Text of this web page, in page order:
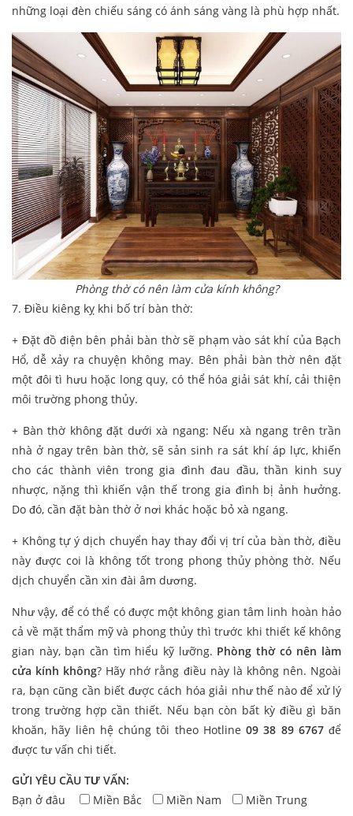
những loại đèn chiếu sáng có ánh sáng vàng là phù hợp nhất.
Phòng thờ có nên làm cửa kính không?
7. Điều kiêng kỵ khi bố trí bàn thờ:
+ Đặt đồ điện bên phải bàn thờ sẽ phạm vào sát khí của Bạch
Hổ, dễ xảy ra chuyện không may. Bên phải bàn thờ nên đặt
một đôi tì hưu hoặc long quy, có thể hóa giải sát khí, cải thiện
môi trường phong thủy.
+ Bàn thờ không đặt dưới xà ngang: Nếu xà ngang trên trần
nhà ở ngay trên bàn thờ, sẽ sản sinh ra sát khí áp lực, khiến
cho các thành viên trong gia đình đau đầu, thần kinh suy
nhược, nặng thì khiến vận thế trong gia đình bị ảnh hưởng.
Do đó, cần đặt bàn thờ ở nơi khác hoặc bỏ xà ngang.
+ Không tự ý dịch chuyển hay thay đổi vị trí của bàn thờ, điều
này được coi là không tốt trong phong thủy phòng thờ. Nếu
dịch chuyển cần xin đài âm dương.
Như vậy, để có thể có được một không gian tâm linh hoàn hảo
cả về mặt thẩm mỹ và phong thủy thì trước khi thiết kế không
gian này, bạn cần tìm hiểu kỹ lưỡng. Phòng thờ có nên làm
cửa kính không? Hãy nhớ rằng điều này là không nên. Ngoài
ra, bạn cũng cần biết được cách hóa giải như thế nào để xử lý
trong trường hợp cần thiết. Nếu bạn còn bất kỳ điều gì băn
khoăn, hãy liên hệ chúng tôi theo Hotline 09 38 89 6767để
được tư vấn chi tiết.
GỬI YÊU CẦU TƯ VẤN:
Bạn ở đâu
Miền Bắc Miền Nam Miền Trung